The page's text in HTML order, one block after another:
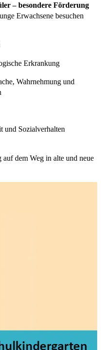
– besondere Förderung
Erwachsene besuchen
Erkrankung
Wahrnehmung und
und Sozialverhalten
dem Weg in alte und neue